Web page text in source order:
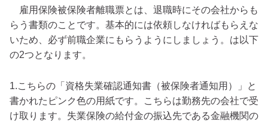
雇用保険被保険者離職票とは、退職時にその会社からも
らう書類のことです。基本的には依頼しなければもらえな
いため、必ず前職企業にもらうようにしましょう。は以下
の2つとなります。
1.こちらの「資格失業確認通知書（被保険者通知用）」と
書かれたピンク色の用紙です。こちらは勤務先の会社で受
け取ります。失業保険の給付金の振込先である金融機関の